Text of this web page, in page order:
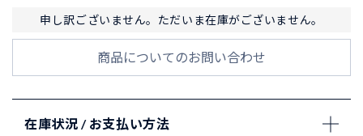
申し訳ございません。ただいま在庫がございません。
商品についてのお問い合わせ
在庫状況 / お支払い方法